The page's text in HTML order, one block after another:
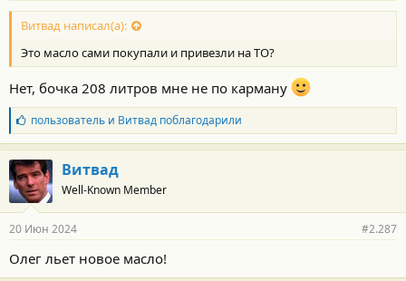
Витвад написал(а):
Это масло сами покупали и привезли на ТО?
Нет, бочка 208 литров мне не по карману
Б
л
а
г
о
д
а
н
с
пользовательи Витвадпоблагодарили
Витвад
Well-Known Member
20 Июн 2024 #2.287
Олег льет новое масло!